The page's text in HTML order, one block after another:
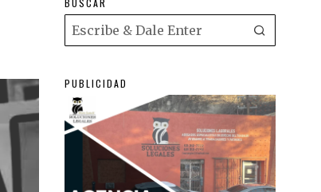
BUSCAR
PUBLICIDAD